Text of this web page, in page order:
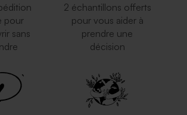
pour
sans
2 échantillons offerts
pour vous aider à
prendre une
décision